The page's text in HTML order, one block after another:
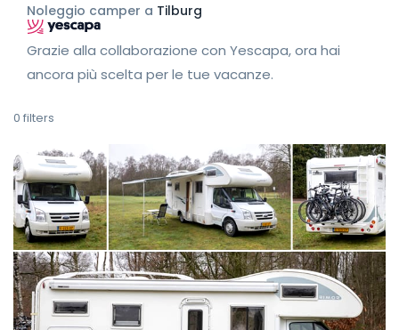
Noleggio camper a Tilburg
Grazie alla collaborazione con Yescapa, ora hai
ancora più scelta per le tue vacanze.
0 filters